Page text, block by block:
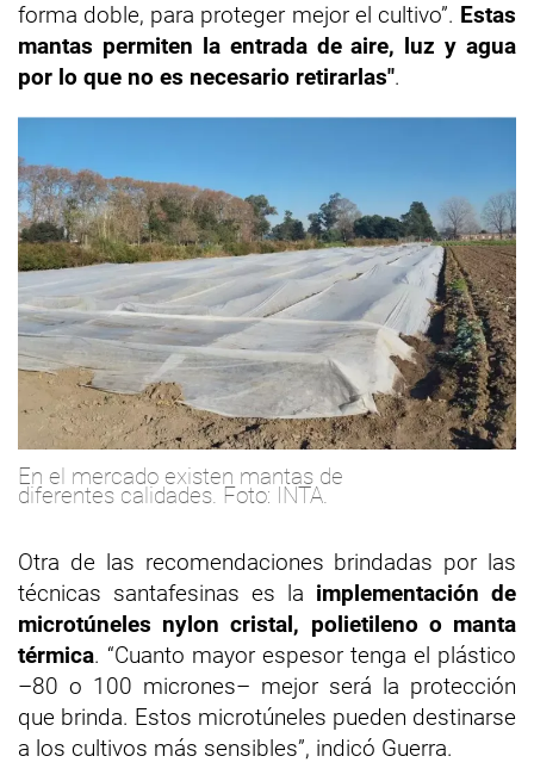
forma doble, para proteger mejor el cultivo”. Estas
mantas permiten la entrada de aire, luz y agua
por lo que no es necesario retirarlas".
En el mercado existen mantas de
diferentes calidades. Foto: INTA.
Otra de las recomendaciones brindadas por las
técnicas santafesinas es la implementación de
microtúneles nylon cristal, polietileno o manta
térmica. “Cuanto mayor espesor tenga el plástico
–80 o 100 micrones– mejor será la protección
que brinda. Estos microtúneles pueden destinarse
a los cultivos más sensibles”, indicó Guerra.